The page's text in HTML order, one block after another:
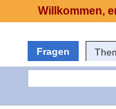
Fragen
Willkommen,